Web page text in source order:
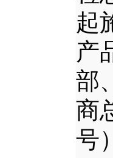
起
产
部
商
号